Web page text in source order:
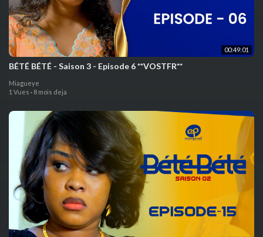
00:49:01
BÉTÉ BÉTÉ - Saison 3 - Episode 6 **VOSTFR**
Miagueye
1 Vues · 8 mois deja